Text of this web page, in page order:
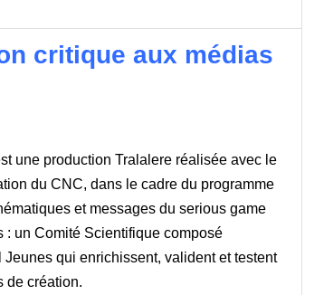
critique aux médias
une production Tralalere réalisée avec le
du CNC, dans le cadre du programme
et messages du serious game
un Comité Scientifique composé
Jeunes qui enrichissent, valident et testent
de création.